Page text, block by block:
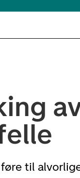
til